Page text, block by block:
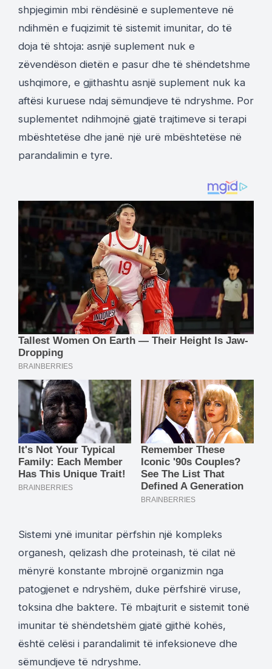
shpjegimin mbi rëndësinë e suplementeve në
ndihmën e fuqizimit të sistemit imunitar, do të
doja të shtoja: asnjë suplement nuk e
zëvendëson dietën e pasur dhe të shëndetshme
ushqimore, e gjithashtu asnjë suplement nuk ka
aftësi kuruese ndaj sëmundjeve të ndryshme. Por
suplementet ndihmojnë gjatë trajtimeve si terapi
mbështetëse dhe janë një urë mbështetëse në
parandalimin e tyre.
Sistemi ynë imunitar përfshin një kompleks
organesh, qelizash dhe proteinash, të cilat në
mënyrë konstante mbrojnë organizmin nga
patogjenet e ndryshëm, duke përfshirë viruse,
toksina dhe baktere. Të mbajturit e sistemit tonë
imunitar të shëndetshëm gjatë gjithë kohës,
është celësi i parandalimit të infeksioneve dhe
sëmundjeve të ndryshme.